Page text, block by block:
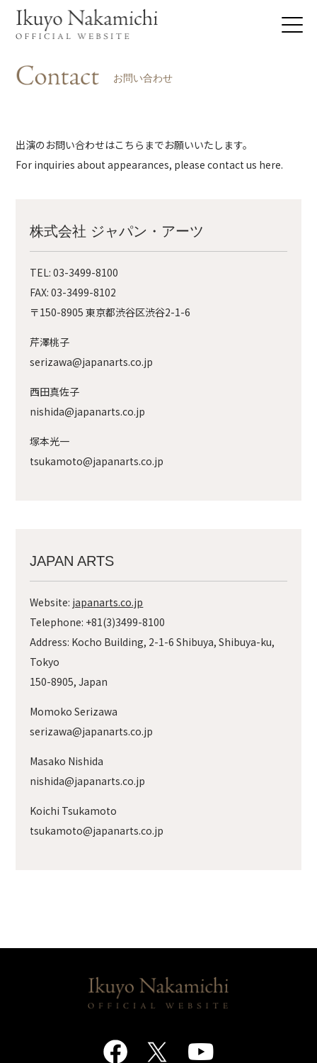
お問い合わせ
出演のお問い合わせはこちらまでお願いいたします。
For inquiries about appearances, please contact us here.
株式会社 ジャパン・アーツ
TEL:03-3499-8100
FAX: 03-3499-8102
〒150-8905 東京都渋谷区渋谷2-1-6
芹澤桃子
serizawa@japanarts.co.jp
西田真佐子
nishida@japanarts.co.jp
塚本光一
tsukamoto@japanarts.co.jp
JAPAN ARTS
Website: japanarts.co.jp
Telephone: +81(3)3499-8100
Address: Kocho Building, 2-1-6 Shibuya, Shibuya-ku,
Tokyo
150-8905, Japan
Momoko Serizawa
serizawa@japanarts.co.jp
Masako Nishida
nishida@japanarts.co.jp
Koichi Tsukamoto
tsukamoto@japanarts.co.jp